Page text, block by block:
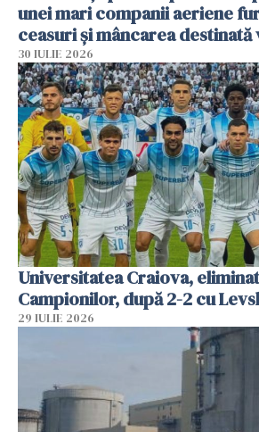
unei mari companii aeriene
ceasuri și mâncarea destinată
30 IULIE 2026
Universitatea Craiova,
Campionilor, după 2-2 cu
29 IULIE 2026